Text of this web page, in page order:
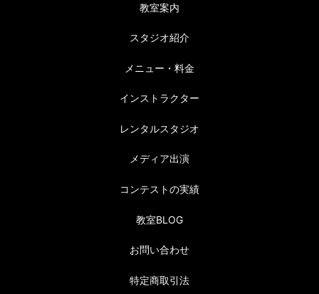
教室案内
スタジオ紹介
メニュー・料金
インストラクター
レンタルスタジオ
メディア出演
コンテストの実績
教室BLOG
お問い合わせ
特定商取引法